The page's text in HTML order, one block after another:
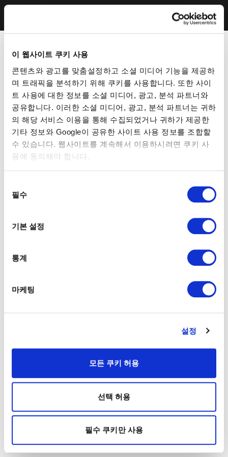
이 웹사이트 쿠키 사용
콘텐츠와 광고를 맞춤설정하고 소셜 미디어 기능을 제공하
며 트래픽을 분석하기 위해 쿠키를 사용합니다. 또한 사이
트 사용에 대한 정보를 소셜 미디어, 광고, 분석 파트너와
공유합니다. 이러한 소셜 미디어, 광고, 분석 파트너는 귀하
의 해당 서비스 이용을 통해 수집되었거나 귀하가 제공한
기타 정보와 Google이 공유한 사이트 사용 정보를 조합할
수 있습니다. 웹사이트를 계속해서 이용하시려면 쿠키 사
용에 동의해야 합니다.
필수
기본 설정
통계
마케팅
설정
모든 쿠키 허용
선택 허용
필수 쿠키만 사용